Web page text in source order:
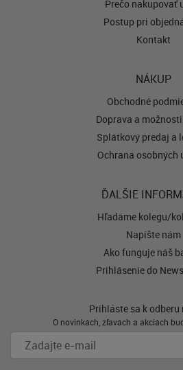
Prečo nakupovať
Postup pri
Kontakt
NÁKUP
Obchodné
Doprava a
Splátkový predaj a
Ochrana osobných
ĎALŠIE
Hľadáme kolegu/
Napíšte nám
Ako funguje náš
Prihlásenie do
Prihláste sa k odberu
O novinkách, zľavách a akciách